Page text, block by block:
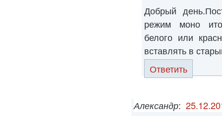
Добрый
режим моно
белого или
вставлять в
Ответить
Александр: